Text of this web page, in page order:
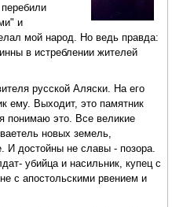
и
мой народ. Но ведь правда:
в истреблении жителей
русской Аляски. На его
ему. Выходит, это памятник
понимаю это. Все великие
новых земель,
И достойны не славы - позора.
убийца и насильник, купец с
с апостольскими рвением и